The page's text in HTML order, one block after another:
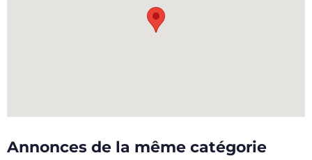
Annonces de la même catégorie